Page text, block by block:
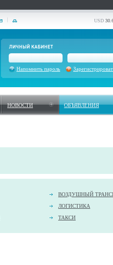
USD
Напомнить пароль
НОВОСТИ ОБЪЯВЛЕНИЯ
ВОЗДУШНЫЙ
ЛОГИСТИКА
ТАКСИ